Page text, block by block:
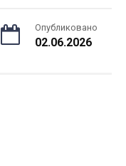
Опубликовано
02.06.2026